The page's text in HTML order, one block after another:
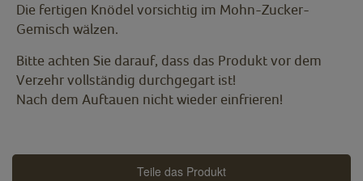
Die fertigen Knödel vorsichtig im Mohn-Zucker-
Gemisch wälzen.
Bitte achten Sie darauf, dass das Produkt vor dem
Verzehr vollständig durchgegart ist!
Nach dem Auftauen nicht wieder einfrieren!
Teile das Produkt